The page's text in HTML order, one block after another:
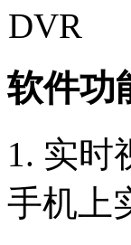
软件功
1. 实时
手机上